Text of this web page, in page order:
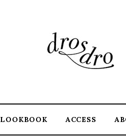
LOOKBOOK ACCESS